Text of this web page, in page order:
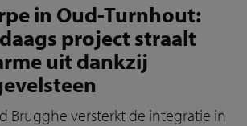
in Oud-Turnhout:
project straalt
uit dankzij
Brugghe versterkt de integratie in